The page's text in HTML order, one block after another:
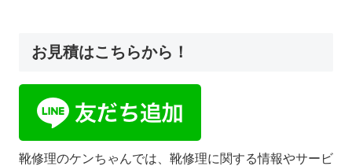
お見積はこちらから！
靴修理のケンちゃんでは、靴修理に関する情報やサービ